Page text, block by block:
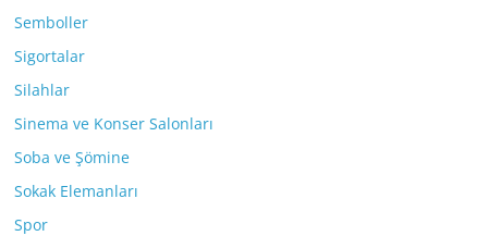
Semboller
Sigortalar
Silahlar
Sinema ve Konser Salonları
Soba ve Şömine
Sokak Elemanları
Spor